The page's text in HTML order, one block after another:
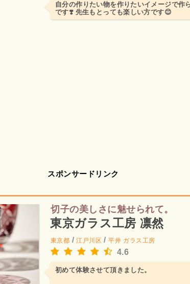
自分の作りたい物を作りたいイメージで作
です❣️ 先生もとっても楽しい方です😊
スポンサードリンク
切子の美しさに魅せられて。
東京ガラス工房 凛然
東京都 /江戸川区/平井 ガラス工房
4.6
初めて体験させて頂きました。